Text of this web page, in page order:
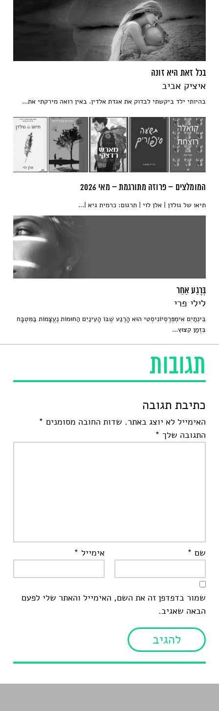
תגובות
כתיבת תגובה
האימייל לא יוצג באתר. שדות החובה מסומנים *
התגובה שלך *
שם * אימייל *
שמור בדפדפן זה את השם, האימייל והאתר שלי לפעם
הבאה שאגיב.
בכל זאת היא זונה
איציק אביב
בהיותי ילד ביקשתי לבדוק את אגדת אלדין. באין רואה מירקתי את...
המומלצים – פרוזה מתורגמת – מאי 2026
תיאו של גולדן | אלן לוי | תרגום: כרמית גיא |...
בְּרֶגַע אַחֵר
לילי פרי
בֵּינְתַיִם אִימְפְּרֶסְיוֹנִיסְטִי הוּא הָרֶגַע שֶׁבּוֹ הָעֵינַיִם הַחוּמוֹת נֶעֱצָמוֹת בַּמִּטְבָּח
בִּזְמַן קִצּוּץ...